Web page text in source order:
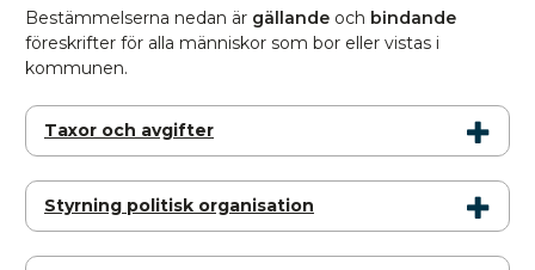
Bestämmelserna nedan är gällande och bindande
föreskrifter för alla människor som bor eller vistas i
kommunen.
Taxor och avgifter
Styrning politisk organisation